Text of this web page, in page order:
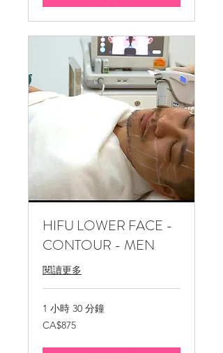
HIFU LOWER FACE -
CONTOUR - MEN
閱讀更多
1 小時 30 分鐘
875
加
大
CA$875